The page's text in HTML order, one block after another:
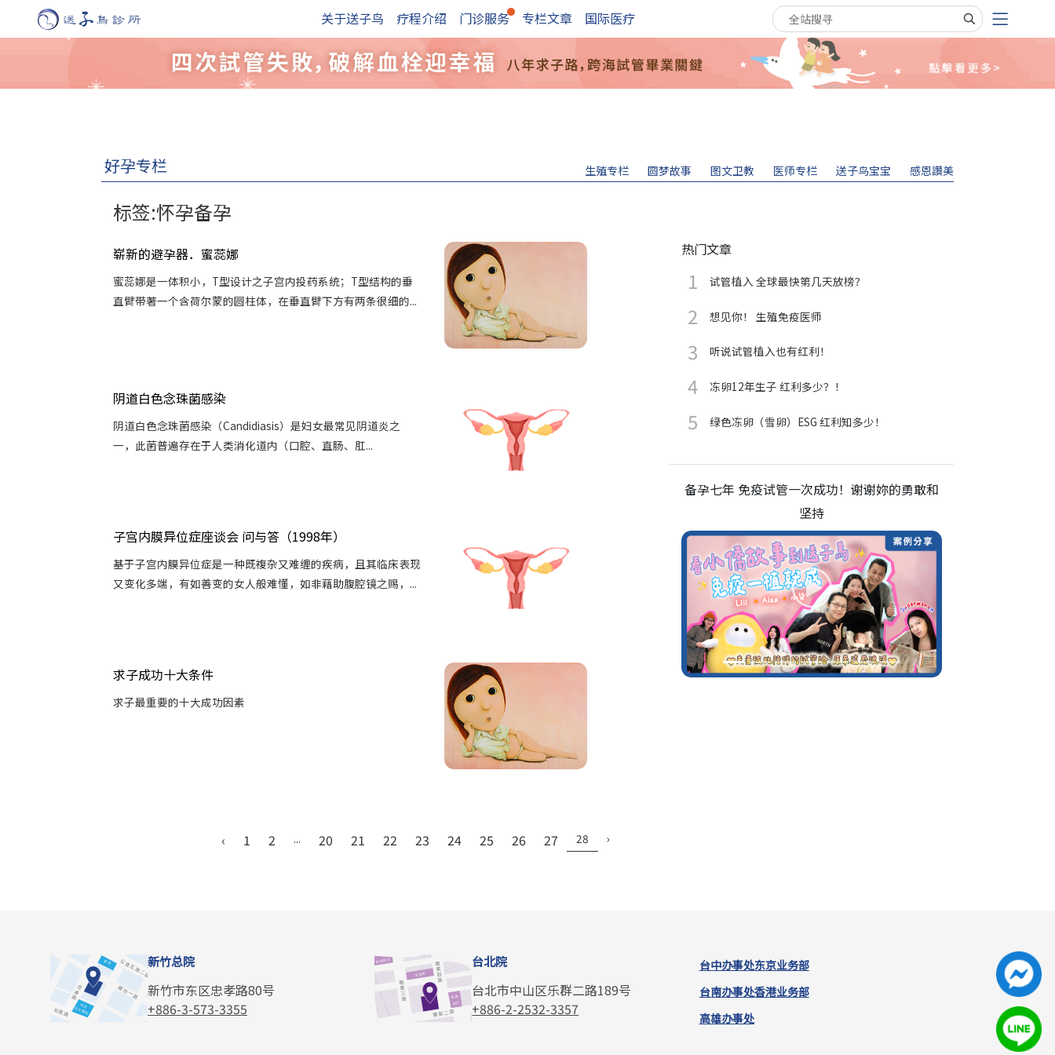
关于送子鸟 疗程介绍 门诊服务 专栏文章 国际医疗 搜寻关键字
好孕专栏 生殖专栏 圆梦故事 图文卫教 医师专栏 送子鸟宝宝 感恩讚美
标签:怀孕备孕
崭新的避孕器．蜜蕊娜
蜜蕊娜是一体积小，T型设计之子宫内投药系统；T型结构的垂
直臂带著一个含荷尔蒙的圆柱体，在垂直臂下方有两条很细的...
阴道白色念珠菌感染
阴道白色念珠菌感染（Candidiasis）是妇女最常见阴道炎之
一，此菌普遍存在于人类消化道内（口腔、直肠、肛...
子宫内膜异位症座谈会 问与答（1998年）
基于子宫内膜异位症是一种既複杂又难缠的疾病，且其临床表现
又变化多端，有如善变的女人般难懂，如非藉助腹腔镜之赐，...
求子成功十大条件
求子最重要的十大成功因素
‹ 1 2 ... 20 21 22 23 24 25 26 27 28 ›
热门文章
试管植入 全球最快第几天放榜？
想见你！ 生殖免疫医师
听说试管植入也有红利！
冻卵12年生子 红利多少？！
绿色冻卵（雪卵）ESG 红利知多少！
备孕七年 免疫试管一次成功！谢谢妳的勇敢和
坚持
新竹总院
新竹市东区忠孝路80号
+886-3-573-3355
台北院
台北市中山区乐群二路189号
+886-2-2532-3357
台中办事处
台南办事处
高雄办事处
东京业务部
香港业务部